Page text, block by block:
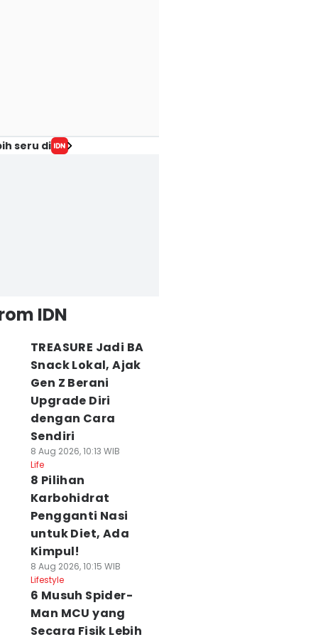
seru di
IDN
TREASURE Jadi BA
Snack Lokal, Ajak
Gen Z Berani
Upgrade Diri
dengan Cara
Sendiri
8 Aug 2026, 10:13 WIB
Life
8 Pilihan
Karbohidrat
Pengganti Nasi
untuk Diet, Ada
Kimpul!
8 Aug 2026, 10:15 WIB
Lifestyle
6 Musuh Spider-
Man MCU yang
Secara Fisik Lebih